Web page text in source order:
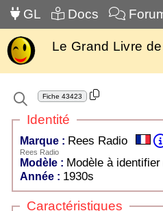
GL Docs
Le Grand Livre
Fiche 43423
Identité
Marque : Rees Radio
Rees Radio
Modèle : Modèle à identifier
Année : 1930s
Caractéristiques